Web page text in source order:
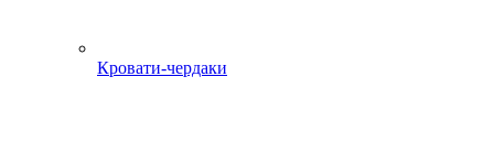
Кровати-чердаки